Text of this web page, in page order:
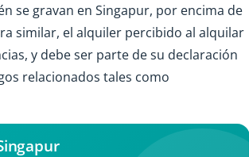
se gravan en Singapur, por encima de
similar, el alquiler percibido al alquilar
y debe ser parte de su declaración
relacionados tales como